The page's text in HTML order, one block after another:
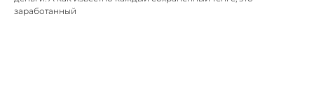
заработанный